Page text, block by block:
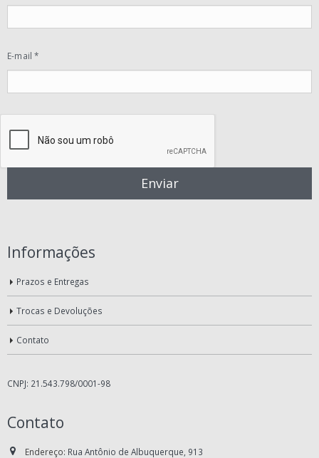
Receba nossas promoções
Informações
Contato
CNPJ: 21.543.798/0001-98